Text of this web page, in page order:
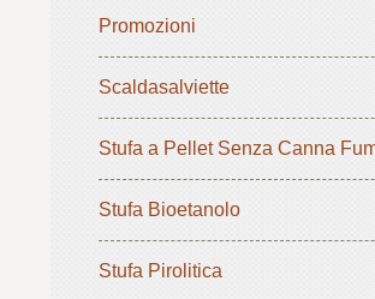
Promozioni
Scaldasalviette
Stufa a Pellet Senza Canna
Stufa Bioetanolo
Stufa Pirolitica